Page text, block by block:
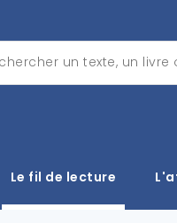
Le fil de lecture